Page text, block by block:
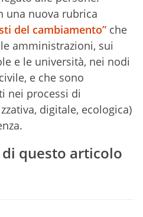
una nuova rubrica
del cambiamento” che
amministrazioni, sui
e le università, nei nodi
e che sono
nei processi di
digitale, ecologica)
questo articolo